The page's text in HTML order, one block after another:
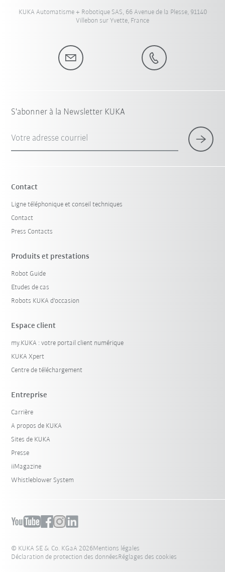
KUKA Automatisme + Robotique SAS, 66 Avenue de la Plesse, 91140
Villebon sur Yvette, France
S'abonner à la Newsletter KUKA
Votre adresse courriel
Contact
Ligne téléphonique et conseil techniques
Contact
Press Contacts
Produits et prestations
Robot Guide
Etudes de cas
Robots KUKA d'occasion
Espace client
my.KUKA : votre portail client numérique
KUKA Xpert
Centre de téléchargement
Entreprise
Carrière
A propos de KUKA
Sites de KUKA
Presse
iiMagazine
Whistleblower System
© KUKA SE & Co. KGaA 2026Mentions légales
Déclaration de protection des données Réglages des cookies